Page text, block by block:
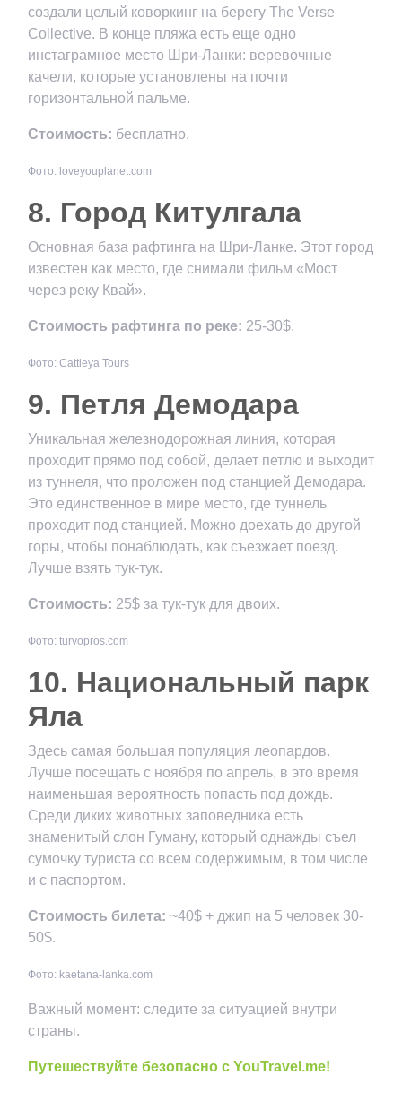
создали целый коворкинг на берегу The Verse
Collective. В конце пляжа есть еще одно
инстаграмное место Шри-Ланки: веревочные
качели, которые установлены на почти
горизонтальной пальме.
Стоимость: бесплатно.
Фото: loveyouplanet.com
8. Город Китулгала
Основная база рафтинга на Шри-Ланке. Этот город
известен как место, где снимали фильм «Мост
через реку Квай».
Стоимость рафтинга по реке: 25-30$.
Фото: Cattleya Tours
9. Петля Демодара
Уникальная железнодорожная линия, которая
проходит прямо под собой, делает петлю и выходит
из туннеля, что проложен под станцией Демодара.
Это единственное в мире место, где туннель
проходит под станцией. Можно доехать до другой
горы, чтобы понаблюдать, как съезжает поезд.
Лучше взять тук-тук.
Стоимость: 25$ за тук-тук для двоих.
Фото: turvopros.com
10. Национальный парк
Яла
Здесь самая большая популяция леопардов.
Лучше посещать с ноября по апрель, в это время
наименьшая вероятность попасть под дождь.
Среди диких животных заповедника есть
знаменитый слон Гуману, который однажды съел
сумочку туриста со всем содержимым, в том числе
и с паспортом.
Стоимость билета: ~40$ + джип на 5 человек 30-
50$.
Фото: kaetana-lanka.com
Важный момент: следите за ситуацией внутри
страны.
Путешествуйте безопасно с YouTravel.me!